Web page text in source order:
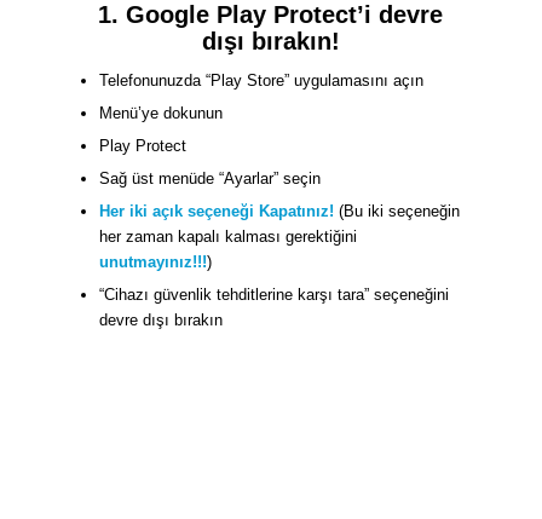
1. Google Play Protect’i devre
dışı bırakın!
Telefonunuzda “Play Store” uygulamasını açın
Menü’ye dokunun
Play Protect
Sağ üst menüde “Ayarlar” seçin
Her iki açık seçeneği Kapatınız! (Bu iki seçeneğin
her zaman kapalı kalması gerektiğini
unutmayınız!!!)
“Cihazı güvenlik tehditlerine karşı tara” seçeneğini
devre dışı bırakın